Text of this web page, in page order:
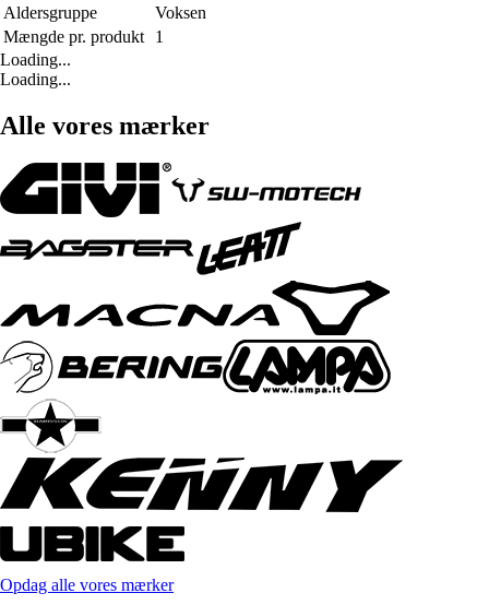
Aldersgruppe
Voksen
Mængde pr. produkt
1
Loading...
Loading...
Alle vores mærker
Opdag alle vores mærker